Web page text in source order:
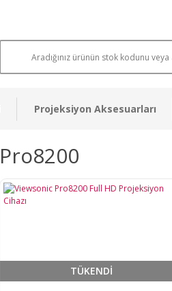
Projeksiyon Aksesuarları
Pro8200
TÜKENDİ